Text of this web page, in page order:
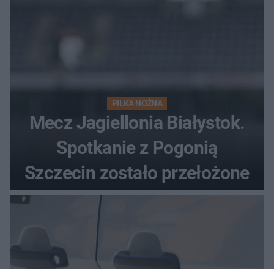
PIŁKA NOŻNA
Mecz Jagiellonia Białystok.
Spotkanie z Pogonią
Szczecin zostało przełożone